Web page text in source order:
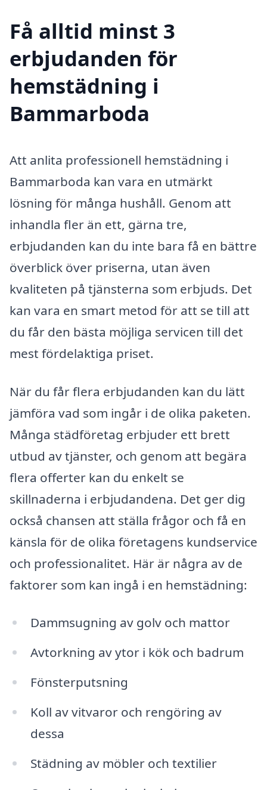
Få alltid minst 3
erbjudanden för
hemstädning i
Bammarboda
Att anlita professionell hemstädning i
Bammarboda kan vara en utmärkt
lösning för många hushåll. Genom att
inhandla fler än ett, gärna tre,
erbjudanden kan du inte bara få en bättre
överblick över priserna, utan även
kvaliteten på tjänsterna som erbjuds. Det
kan vara en smart metod för att se till att
du får den bästa möjliga servicen till det
mest fördelaktiga priset.
När du får flera erbjudanden kan du lätt
jämföra vad som ingår i de olika paketen.
Många städföretag erbjuder ett brett
utbud av tjänster, och genom att begära
flera offerter kan du enkelt se
skillnaderna i erbjudandena. Det ger dig
också chansen att ställa frågor och få en
känsla för de olika företagens kundservice
och professionalitet. Här är några av de
faktorer som kan ingå i en hemstädning:
Dammsugning av golv och mattor
Avtorkning av ytor i kök och badrum
Fönsterputsning
Koll av vitvaror och rengöring av
dessa
Städning av möbler och textilier